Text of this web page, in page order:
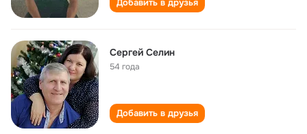
Добавить в друзья
Сергей Селин
54 года
Добавить в друзья